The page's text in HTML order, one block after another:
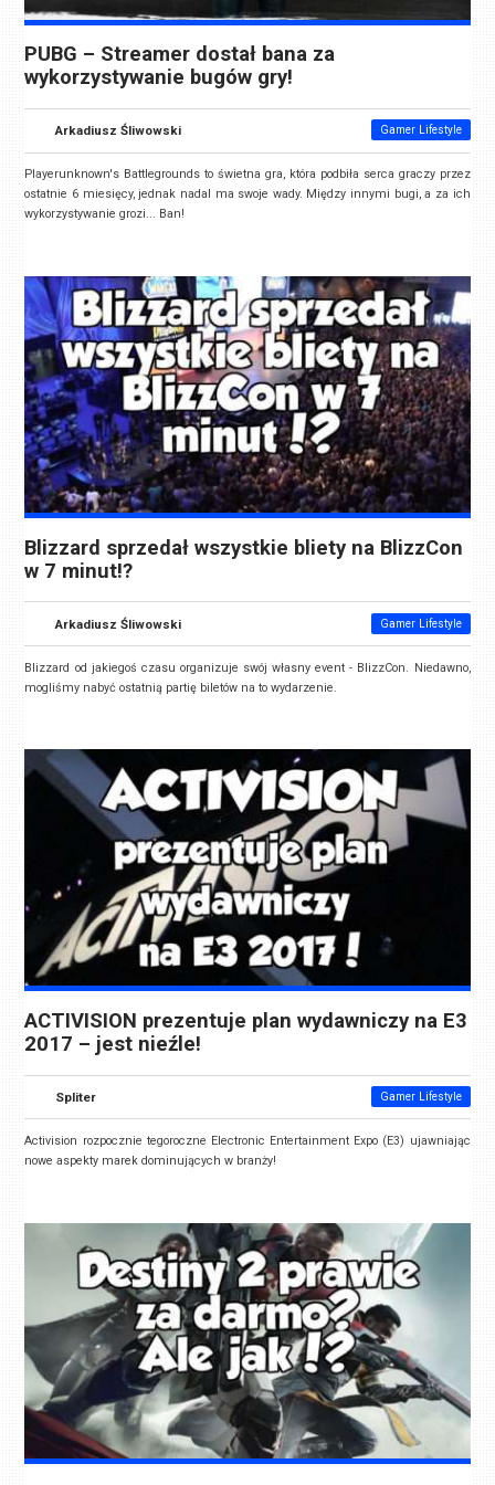
PUBG – Streamer dostał bana za
wykorzystywanie bugów gry!
Arkadiusz Śliwowski Gamer Lifestyle
Playerunknown's Battlegrounds to świetna gra, która podbiła serca graczy przez
ostatnie 6 miesięcy, jednak nadal ma swoje wady. Między innymi bugi, a za ich
wykorzystywanie grozi... Ban!
Blizzard sprzedał wszystkie bliety na BlizzCon
w 7 minut!?
Arkadiusz Śliwowski Gamer Lifestyle
Blizzard od jakiegoś czasu organizuje swój własny event - BlizzCon. Niedawno,
mogliśmy nabyć ostatnią partię biletów na to wydarzenie.
ACTIVISION prezentuje plan wydawniczy na E3
2017 – jest nieźle!
Spliter Gamer Lifestyle
Activision rozpocznie tegoroczne Electronic Entertainment Expo (E3) ujawniając
nowe aspekty marek dominujących w branży!